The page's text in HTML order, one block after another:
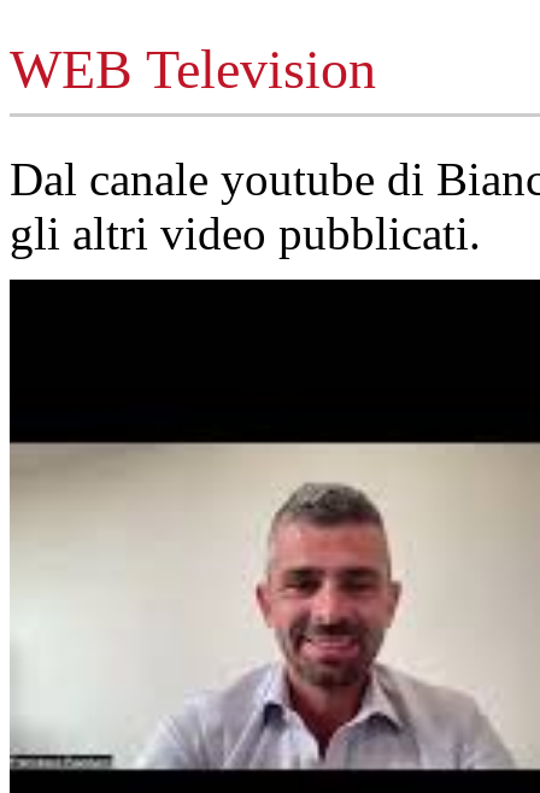
WEB Television
Dal canale youtube di
gli altri video pubblicati.